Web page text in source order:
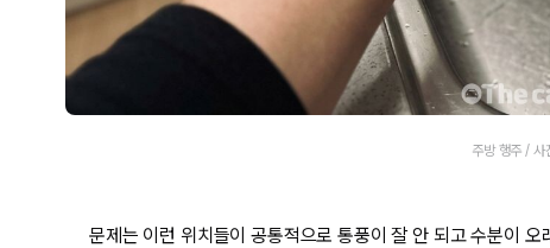
주방 행주 / 사
문제는 이런 위치들이 공통적으로 통풍이 잘 안 되고 수분이